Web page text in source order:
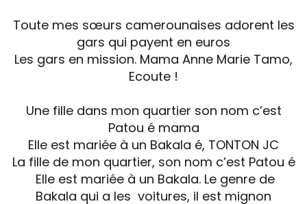
Toute mes sœurs camerounaises adorent les
gars qui payent en euros
Les gars en mission. Mama Anne Marie Tamo,
Ecoute !
Une fille dans mon quartier son nom c’est
Patou é mama
Elle est mariée à un Bakala é, TONTON JC
La fille de mon quartier, son nom c’est Patou é
Elle est mariée à un Bakala. Le genre de
Bakala qui a les voitures, il est mignon